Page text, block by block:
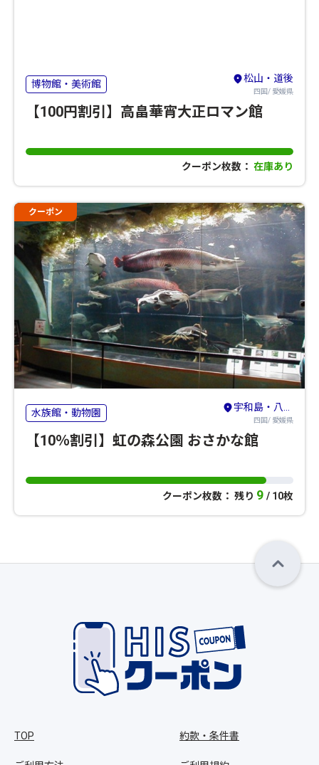
博物館・美術館 松山・道後
四国/ 愛媛県
【100円割引】高畠華宵大正ロマン館
クーポン枚数： 在庫あり
クーポン
水族館・動物園 宇和島・八幡浜
四国/ 愛媛県
【10％割引】虹の森公園 おさかな館
クーポン枚数： 残り 9 / 10枚
TOP 約款・条件書